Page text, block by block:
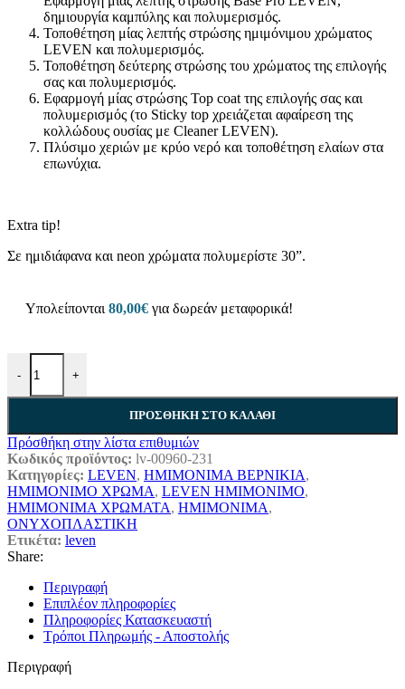
δημιουργία καμπύλης και πολυμερισμός.
Τοποθέτηση μίας λεπτής στρώσης ημιμόνιμου χρώματος
LEVEN και πολυμερισμός.
Τοποθέτηση δεύτερης στρώσης του χρώματος της επιλογής
σας και πολυμερισμός.
Εφαρμογή μίας στρώσης Top coat της επιλογής σας και
πολυμερισμός (το Sticky top χρειάζεται αφαίρεση της
κολλώδους ουσίας με Cleaner LEVEN).
Πλύσιμο χεριών με κρύο νερό και τοποθέτηση ελαίων στα
επωνύχια.
Extra tip!
Σε ημιδιάφανα και neon χρώματα πολυμερίστε 30”.
Υπολείπονται 80,00€ για δωρεάν μεταφορικά!
- +
ΠΡΟΣΘΉΚΗ ΣΤΟ ΚΑΛΆΘΙ
Πρόσθήκη στην λίστα επιθυμιών
Κωδικός προϊόντος: lv-00960-231
Κατηγορίες: LEVEN, ΗΜΙΜΟΝΙΜΑ ΒΕΡΝΙΚΙΑ,
ΗΜΙΜΟΝΙΜΟ ΧΡΩΜΑ, LEVEN ΗΜΙΜΟΝΙΜΟ,
ΗΜΙΜΟΝΙΜΑ ΧΡΩΜΑΤΑ, ΗΜΙΜΟΝΙΜΑ,
ΟΝΥΧΟΠΛΑΣΤΙΚΗ
Ετικέτα: leven
Share:
Περιγραφή
Επιπλέον πληροφορίες
Πληροφορίες Κατασκευαστή
Τρόποι Πληρωμής - Αποστολής
Περιγραφή